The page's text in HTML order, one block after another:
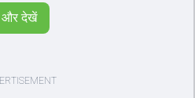
वैभव सूर्यवंशी को तीसरे ओपनर के तौर पर
शर्मा और संजू सैमसन पहली पसंद
और देखें